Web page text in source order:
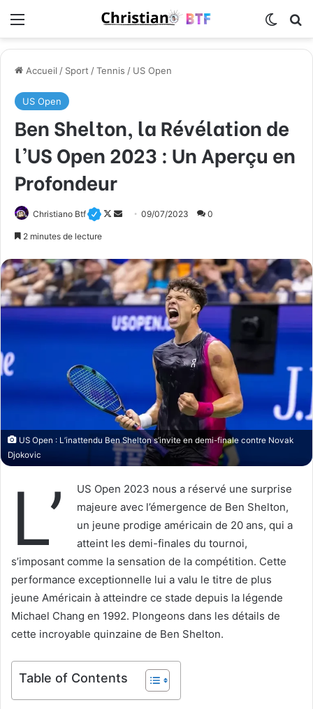
Accueil / Sport /Tennis / US Open
US Open
Ben Shelton, la Révélation de
l’US Open 2023 : Un Aperçu en
Profondeur
Christiano Btf
F
l
o
w
o
n
o
y
e
r
u
u
r
r
i
e
09/07/2023 0
2 minutes de lecture
US Open : L’inattendu Ben Shelton s’invite en demi-finale contre Novak
Djokovic
L’
US Open 2023 nous a réservé une surprise
majeure avec l’émergence de Ben Shelton,
un jeune prodige américain de 20 ans, qui a
atteint les demi-finales du tournoi,
s’imposant comme la sensation de la compétition. Cette
performance exceptionnelle lui a valu le titre de plus
jeune Américain à atteindre ce stade depuis la légende
Michael Chang en 1992. Plongeons dans les détails de
cette incroyable quinzaine de Ben Shelton.
Table of Contents